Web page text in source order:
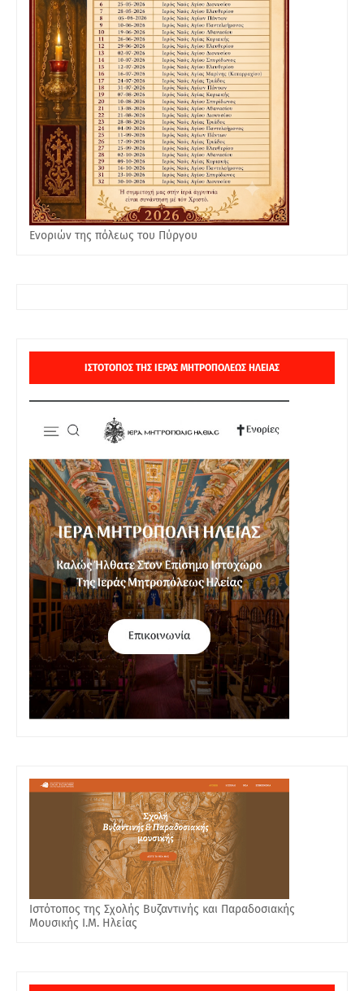
Ενοριών της πόλεως του Πύργου
ΙΣΤΟΤΟΠΟΣ ΤΗΣ ΙΕΡΑΣ ΜΗΤΡΟΠΟΛΕΩΣ ΗΛΕΙΑΣ
Ιστότοπος της Σχολής Βυζαντινής και Παραδοσιακής
Μουσικής Ι.Μ. Ηλείας